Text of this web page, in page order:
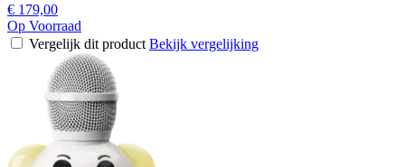
€ 179,00
Op Voorraad
Vergelijk dit product Bekijk vergelijking